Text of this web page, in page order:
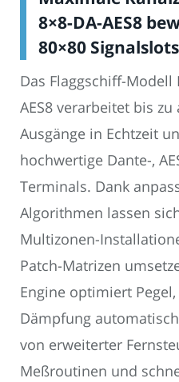
8×8-DA-AES8
80×80 Signalslots
Das Flaggschiff-Modell
AES8 verarbeitet bis
Ausgänge in Echtzeit
hochwertige Dante-,
Terminals. Dank
Algorithmen lassen
Multizonen-
Patch-Matrizen
Engine optimiert
Dämpfung
von erweiterter
Meßroutinen und